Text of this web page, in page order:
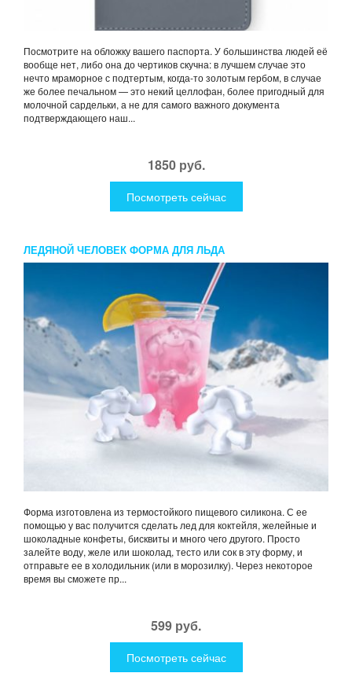
Посмотрите на обложку вашего паспорта. У большинства людей её
вообще нет, либо она до чертиков скучна: в лучшем случае это
нечто мраморное с подтертым, когда-то золотым гербом, в случае
же более печальном — это некий целлофан, более пригодный для
молочной сардельки, а не для самого важного документа
подтверждающего наш...
1850 руб.
Посмотреть сейчас
ЛЕДЯНОЙ ЧЕЛОВЕК ФОРМА ДЛЯ ЛЬДА
Форма изготовлена из термостойкого пищевого силикона. С ее
помощью у вас получится сделать лед для коктейля, желейные и
шоколадные конфеты, бисквиты и много чего другого. Просто
залейте воду, желе или шоколад, тесто или сок в эту форму, и
отправьте ее в холодильник (или в морозилку). Через некоторое
время вы сможете пр...
599 руб.
Посмотреть сейчас